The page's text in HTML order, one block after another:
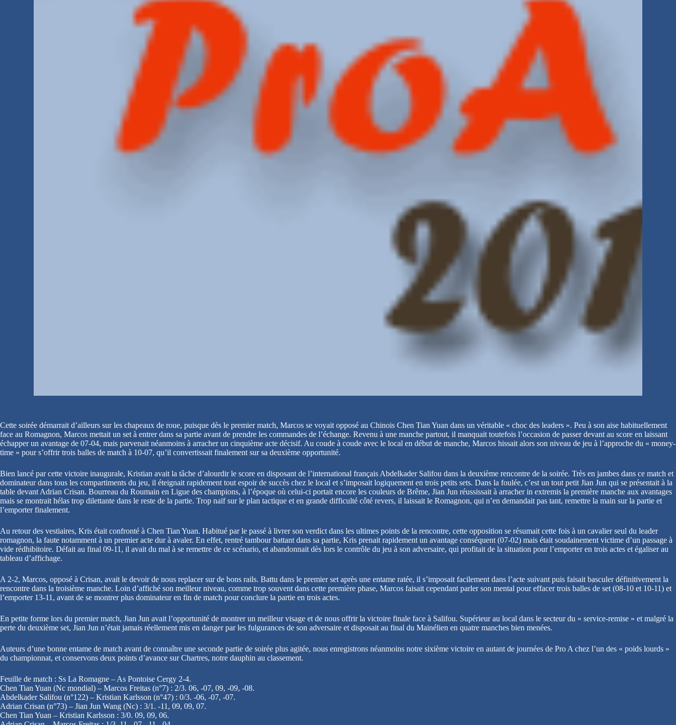
Cette soirée démarrait d’ailleurs sur les chapeaux de roue, puisque dès le premier match, Marcos se voyait opposé au Chinois Chen Tian Yuan dans un véritable « choc des leaders ». Peu à son aise habituellement
face au Romagnon, Marcos mettait un set à entrer dans sa partie avant de prendre les commandes de l’échange. Revenu à une manche partout, il manquait toutefois l’occasion de passer devant au score en laissant
échapper un avantage de 07-04, mais parvenait néanmoins à arracher un cinquième acte décisif. Au coude à coude avec le local en début de manche, Marcos hissait alors son niveau de jeu à l’approche du « money-
time » pour s’offrir trois balles de match à 10-07, qu’il convertissait finalement sur sa deuxième opportunité.
Bien lancé par cette victoire inaugurale, Kristian avait la tâche d’alourdir le score en disposant de l’international français Abdelkader Salifou dans la deuxième rencontre de la soirée. Très en jambes dans ce match et
dominateur dans tous les compartiments du jeu, il éteignait rapidement tout espoir de succès chez le local et s’imposait logiquement en trois petits sets. Dans la foulée, c’est un tout petit Jian Jun qui se présentait à la
table devant Adrian Crisan. Bourreau du Roumain en Ligue des champions, à l’époque où celui-ci portait encore les couleurs de Brême, Jian Jun réussissait à arracher in extremis la première manche aux avantages
mais se montrait hélas trop dilettante dans le reste de la partie. Trop naïf sur le plan tactique et en grande difficulté côté revers, il laissait le Romagnon, qui n’en demandait pas tant, remettre la main sur la partie et
l’emporter finalement.
Au retour des vestiaires, Kris était confronté à Chen Tian Yuan. Habitué par le passé à livrer son verdict dans les ultimes points de la rencontre, cette opposition se résumait cette fois à un cavalier seul du leader
romagnon, la faute notamment à un premier acte dur à avaler. En effet, rentré tambour battant dans sa partie, Kris prenait rapidement un avantage conséquent (07-02) mais était soudainement victime d’un passage à
vide rédhibitoire. Défait au final 09-11, il avait du mal à se remettre de ce scénario, et abandonnait dès lors le contrôle du jeu à son adversaire, qui profitait de la situation pour l’emporter en trois actes et égaliser au
tableau d’affichage.
A 2-2, Marcos, opposé à Crisan, avait le devoir de nous replacer sur de bons rails. Battu dans le premier set après une entame ratée, il s’imposait facilement dans l’acte suivant puis faisait basculer définitivement la
rencontre dans la troisième manche. Loin d’affiché son meilleur niveau, comme trop souvent dans cette première phase, Marcos faisait cependant parler son mental pour effacer trois balles de set (08-10 et 10-11) et
l’emporter 13-11, avant de se montrer plus dominateur en fin de match pour conclure la partie en trois actes.
En petite forme lors du premier match, Jian Jun avait l’opportunité de montrer un meilleur visage et de nous offrir la victoire finale face à Salifou. Supérieur au local dans le secteur du « service-remise » et malgré la
perte du deuxième set, Jian Jun n’était jamais réellement mis en danger par les fulgurances de son adversaire et disposait au final du Mainélien en quatre manches bien menées.
Auteurs d’une bonne entame de match avant de connaître une seconde partie de soirée plus agitée, nous enregistrons néanmoins notre sixième victoire en autant de journées de Pro A chez l’un des « poids lourds »
du championnat, et conservons deux points d’avance sur Chartres, notre dauphin au classement.
Feuille de match : Ss La Romagne – As Pontoise Cergy 2-4.
Chen Tian Yuan (Nc mondial) – Marcos Freitas (n°7) : 2/3. 06, -07, 09, -09, -08.
Abdelkader Salifou (n°122) – Kristian Karlsson (n°47) : 0/3. -06, -07, -07.
Adrian Crisan (n°73) – Jian Jun Wang (Nc) : 3/1. -11, 09, 09, 07.
Chen Tian Yuan – Kristian Karlsson : 3/0. 09, 09, 06.